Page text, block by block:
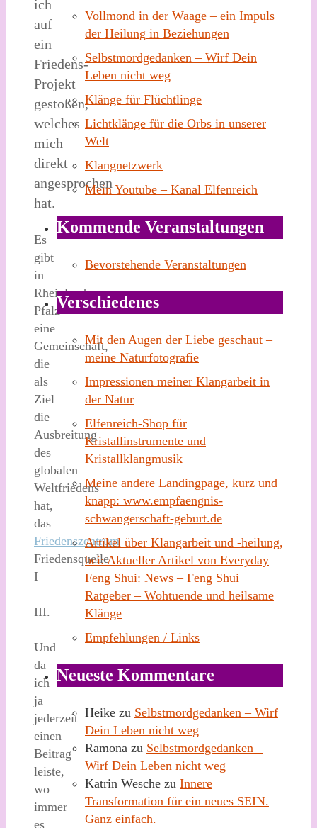
ich
auf
ein
Friedens-
Projekt
gestoßen,
welches
mich
direkt
angesprochen
hat.
Es
gibt
in
Rheinland-
Pfalz
eine
Gemeinschaft,
die
als
Ziel
die
Ausbreitung
des
globalen
Weltfriedens
hat,
das
Friedenszentrum
Friedensquelle
I
–
III.
Und
da
ich
ja
jederzeit
einen
Beitrag
leiste,
wo
immer
es
Vollmond in der Waage – ein Impuls
der Heilung in Beziehungen
Selbstmordgedanken – Wirf Dein
Leben nicht weg
Klänge für Flüchtlinge
Lichtklänge für die Orbs in unserer
Welt
Klangnetzwerk
Mein Youtube – Kanal Elfenreich
Kommende Veranstaltungen
Bevorstehende Veranstaltungen
Verschiedenes
Mit den Augen der Liebe geschaut –
meine Naturfotografie
Impressionen meiner Klangarbeit in
der Natur
Elfenreich-Shop für
Kristallinstrumente und
Kristallklangmusik
Meine andere Landingpage, kurz und
knapp: www.empfaengnis-
schwangerschaft-geburt.de
Artikel über Klangarbeit und -heilung,
bei: Aktueller Artikel von Everyday
Feng Shui: News – Feng Shui
Ratgeber – Wohtuende und heilsame
Klänge
Empfehlungen / Links
Neueste Kommentare
Heike zu Selbstmordgedanken – Wirf
Dein Leben nicht weg
Ramona zu Selbstmordgedanken –
Wirf Dein Leben nicht weg
Katrin Wesche zu Innere
Transformation für ein neues SEIN.
Ganz einfach.